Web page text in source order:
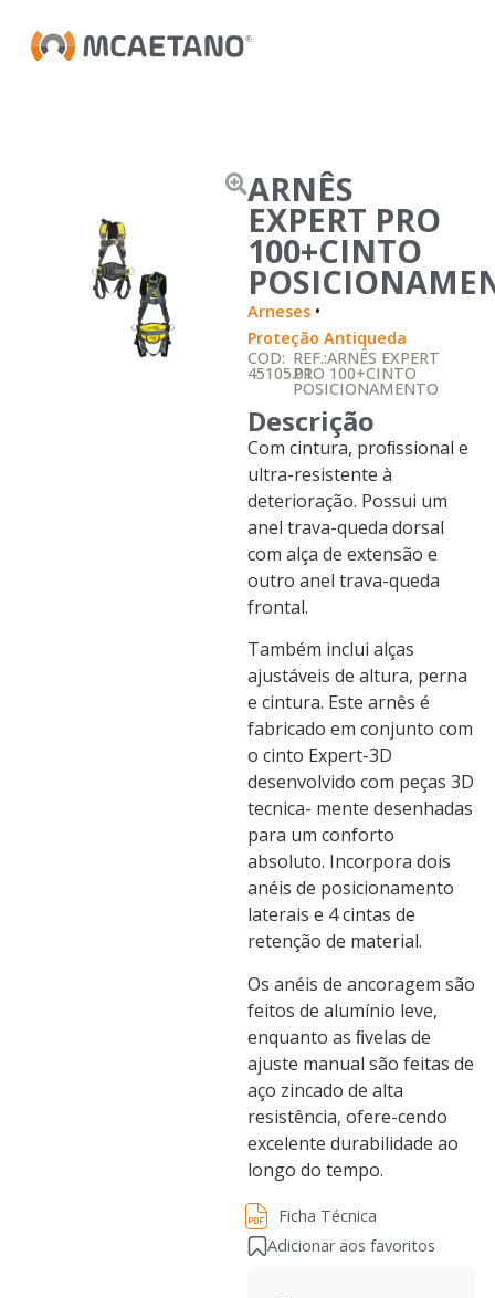
ARNÊS
EXPERT PRO
100+CINTO
Arneses •
Proteção Antiqueda
COD:
45105.01
REF.:ARNÊS EXPERT
PRO 100+CINTO
POSICIONAMENTO
Descrição
Com cintura, proﬁssional e
ultra-resistente à
deterioração. Possui um
anel trava-queda dorsal
com alça de extensão e
outro anel trava-queda
frontal.
Também inclui alças
ajustáveis de altura, perna
e cintura. Este arnês é
fabricado em conjunto com
o cinto Expert-3D
desenvolvido com peças 3D
tecnica- mente desenhadas
para um conforto
absoluto. Incorpora dois
anéis de posicionamento
laterais e 4 cintas de
retenção de material.
Os anéis de ancoragem são
feitos de alumínio leve,
enquanto as ﬁvelas de
ajuste manual são feitas de
aço zincado de alta
resistência, ofere-cendo
excelente durabilidade ao
longo do tempo.
Ficha Técnica
Adicionar aos favoritos